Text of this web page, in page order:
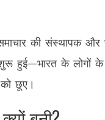
समाचार की
हुई—भारत के लोगों
छूए।